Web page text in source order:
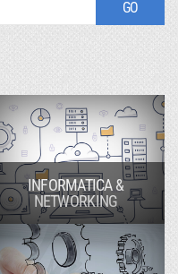
INFORMATICA &
NETWORKING